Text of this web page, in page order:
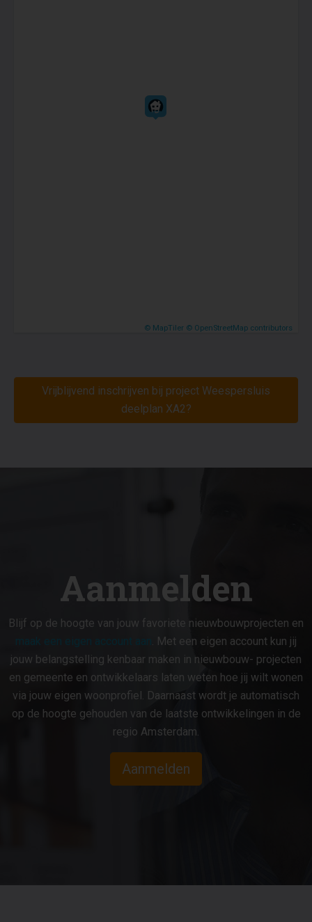
© MapTiler © OpenStreetMap contributors
Vrijblijvend inschrijven bij project Weespersluis
deelplan XA2?
Aanmelden
Blijf op de hoogte van jouw favoriete nieuwbouwprojecten en
. Met een eigen account kun jij
jouw belangstelling kenbaar maken in nieuwbouw- projecten
en gemeente en ontwikkelaars laten weten hoe jij wilt wonen
via jouw eigen woonprofiel. Daarnaast wordt je automatisch
op de hoogte gehouden van de laatste ontwikkelingen in de
regio Amsterdam.
Aanmelden